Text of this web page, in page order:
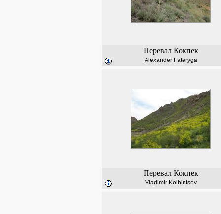
Перевал Кокпек
Alexander Fateryga
Перевал Кокпек
Vladimir Kolbintsev